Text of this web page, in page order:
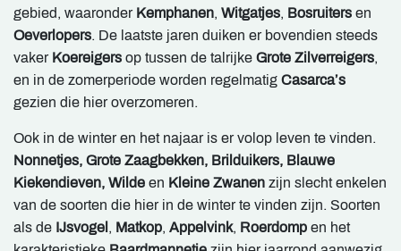
gebied, waaronder Kemphanen, Witgatjes, Bosruiters en
Oeverlopers. De laatste jaren duiken er bovendien steeds
vaker Koereigers op tussen de talrijke Grote Zilverreigers,
en in de zomerperiode worden regelmatig Casarca’s
gezien die hier overzomeren.
Ook in de winter en het najaar is er volop leven te vinden.
Nonnetjes, Grote Zaagbekken, Brilduikers, Blauwe
Kiekendieven, Wilde en Kleine Zwanen zijn slecht enkelen
van de soorten die hier in de winter te vinden zijn. Soorten
als de IJsvogel , Matkop, Appelvink, Roerdomp en het